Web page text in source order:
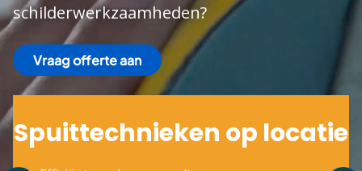
schilderwerkzaamheden?
Vraag offerte aan
Spuittechnieken op locatie